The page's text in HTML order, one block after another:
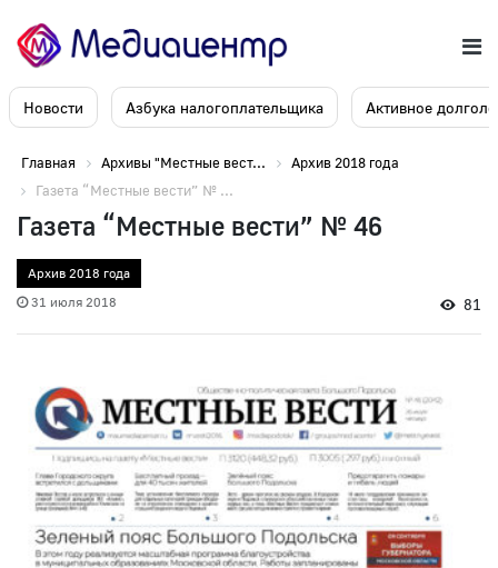
Новости Азбука налогоплательщика Активное
Главная Архивы "Местные вест...
Архив 2018 года
Газета “Местные вести” № ...
Газета “Местные вести” № 46
Архив 2018 года
31 июля 2018
81